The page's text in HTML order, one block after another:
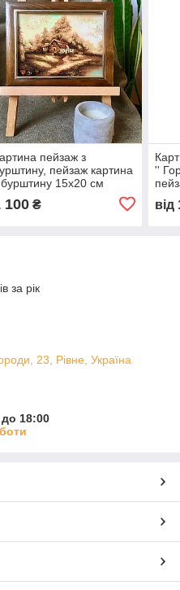
пейзаж з
пейзаж картина
бурштину 15x20 см
100₴
''
від
за рік
23, Рівне, Україна
18:00